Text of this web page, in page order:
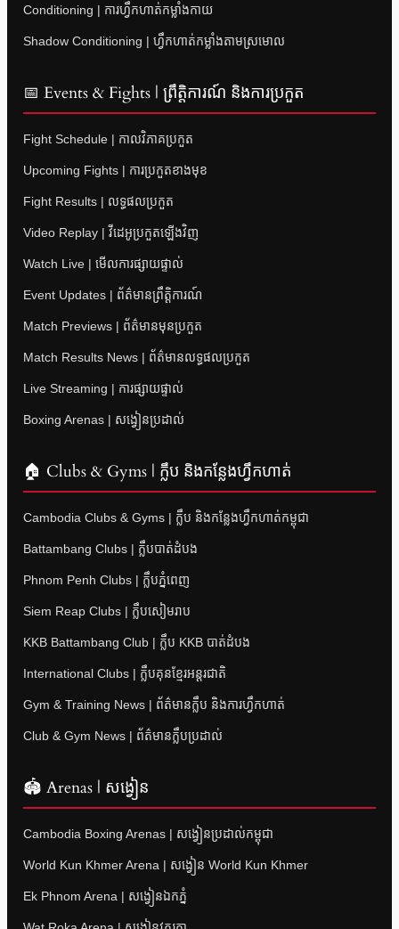
Conditioning | ការហ្វឹកហាត់កម្លាំងកាយ
Shadow Conditioning | ហ្វឹកហាត់កម្លាំងតាមស្រមោល
📅 Events & Fights | ព្រឹត្តិការណ៍ និងការប្រកួត
Fight Schedule | កាលវិភាគប្រកួត
Upcoming Fights | ការប្រកួតខាងមុខ
Fight Results | លទ្ធផលប្រកួត
Video Replay | វីដេអូប្រកួតឡើងវិញ
Watch Live | មើលការផ្សាយផ្ទាល់
Event Updates | ព័ត៌មានព្រឹត្តិការណ៍
Match Previews | ព័ត៌មានមុនប្រកួត
Match Results News | ព័ត៌មានលទ្ធផលប្រកួត
Live Streaming | ការផ្សាយផ្ទាល់
Boxing Arenas | សង្វៀនប្រដាល់
🏠 Clubs & Gyms | ក្លឹប និងកន្លែងហ្វឹកហាត់
Cambodia Clubs & Gyms | ក្លឹប និងកន្លែងហ្វឹកហាត់កម្ពុជា
Battambang Clubs | ក្លឹបបាត់ដំបង
Phnom Penh Clubs | ក្លឹបភ្នំពេញ
Siem Reap Clubs | ក្លឹបសៀមរាប
KKB Battambang Club | ក្លឹប KKB បាត់ដំបង
International Clubs | ក្លឹបគុនខ្មែរអន្តរជាតិ
Gym & Training News | ព័ត៌មានក្លឹប និងការហ្វឹកហាត់
Club & Gym News | ព័ត៌មានក្លឹបប្រដាល់
🏟 Arenas | សង្វៀន
Cambodia Boxing Arenas | សង្វៀនប្រដាល់កម្ពុជា
World Kun Khmer Arena | សង្វៀន World Kun Khmer
Ek Phnom Arena | សង្វៀនឯកភ្នំ